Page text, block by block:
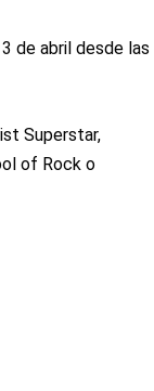
de abril desde las
Superstar,
of Rock o